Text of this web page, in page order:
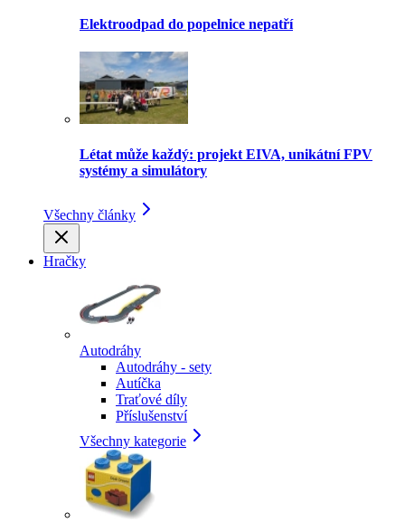
Elektroodpad do popelnice nepatří
Létat může každý: projekt EIVA, unikátní FPV
systémy a simulátory
Všechny články
Hračky
Autodráhy
Autodráhy - sety
Autíčka
Traťové díly
Příslušenství
Všechny kategorie